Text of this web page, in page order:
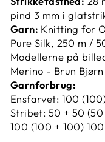
pind 3 mm i
Garn: Knitting for
Pure Silk, 250 m /
Modellerne på
Merino - Brun
Garnforbrug:
Ensfarvet: 100
Stribet: 50 + 50 (50
100 (100 + 100)